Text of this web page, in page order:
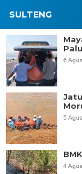
SULTENG
6
5
4